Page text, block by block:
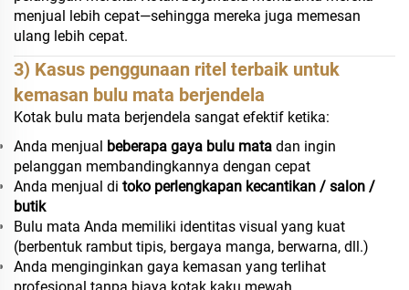
menjual lebih cepat—sehingga mereka juga memesan
ulang lebih cepat.
3) Kasus penggunaan ritel terbaik untuk
kemasan bulu mata berjendela
Kotak bulu mata berjendela sangat efektif ketika:
Anda menjual
beberapa gaya bulu mata dan ingin
pelanggan membandingkannya dengan cepat
Anda menjual di toko perlengkapan kecantikan / salon /
butik
Bulu mata Anda memiliki identitas visual yang kuat
(berbentuk rambut tipis, bergaya manga, berwarna, dll.)
Anda menginginkan gaya kemasan yang terlihat